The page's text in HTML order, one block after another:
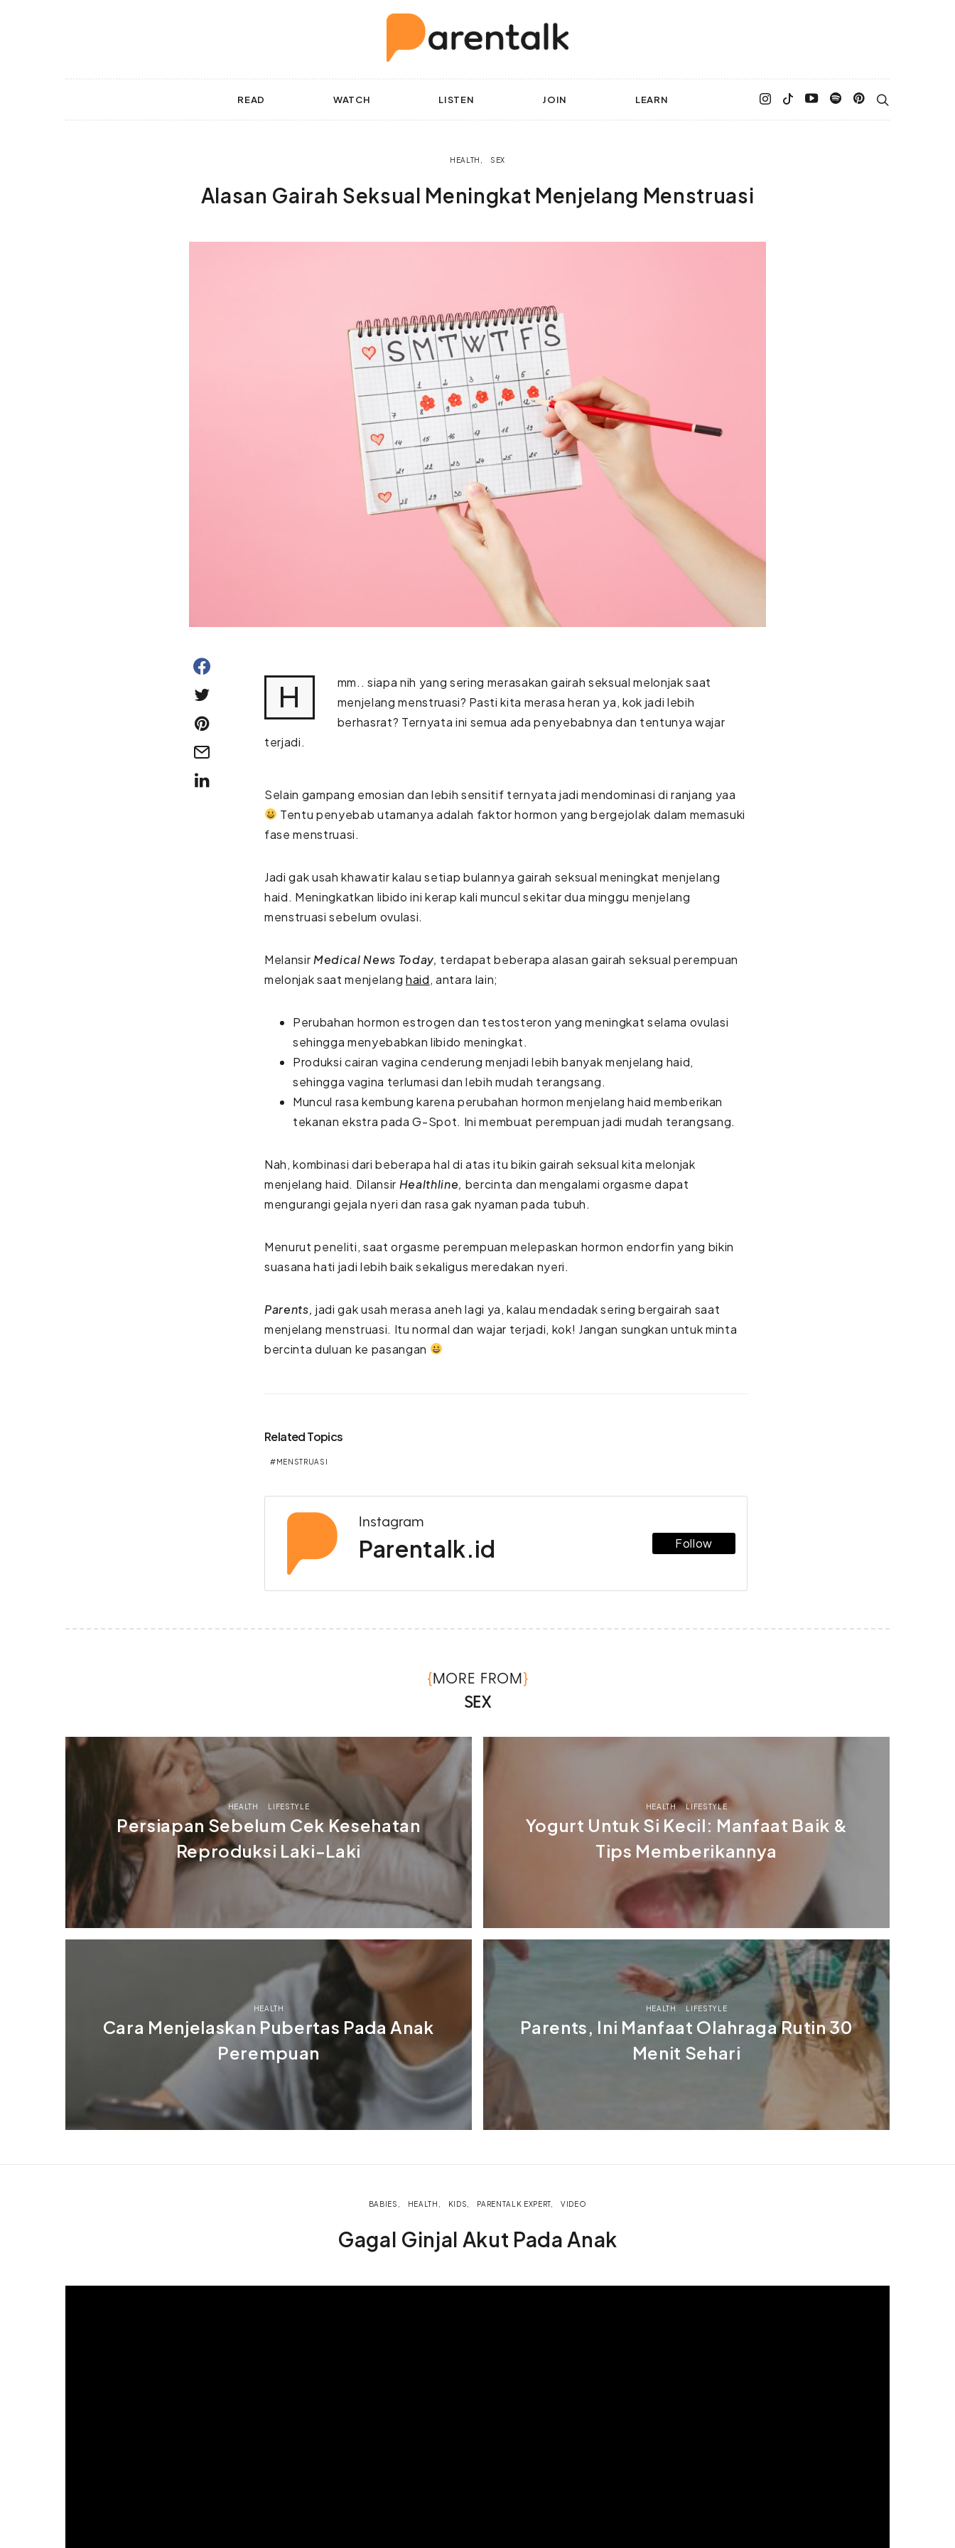
READ WATCH LISTEN JOIN LEARN
HEALTH SEX
Alasan Gairah Seksual Meningkat Menjelang Menstruasi
H
mm.. siapa nih yang sering merasakan gairah seksual melonjak saat
menjelang menstruasi? Pasti kita merasa heran ya, kok jadi lebih
berhasrat? Ternyata ini semua ada penyebabnya dan tentunya wajar
terjadi.
Selain gampang emosian dan lebih sensitif ternyata jadi mendominasi di ranjang yaa
Tentu penyebab utamanya adalah faktor hormon yang bergejolak dalam memasuki
fase menstruasi.
Jadi gak usah khawatir kalau setiap bulannya gairah seksual meningkat menjelang
haid. Meningkatkan libido ini kerap kali muncul sekitar dua minggu menjelang
menstruasi sebelum ovulasi.
Melansir Medical News Today, terdapat beberapa alasan gairah seksual perempuan
melonjak saat menjelanghaid, antara lain;
Perubahan hormon estrogen dan testosteron yang meningkat selama ovulasi
sehingga menyebabkan libido meningkat.
Produksi cairan vagina cenderung menjadi lebih banyak menjelang haid,
sehingga vagina terlumasi dan lebih mudah terangsang.
Muncul rasa kembung karena perubahan hormon menjelang haid memberikan
tekanan ekstra pada G-Spot. Ini membuat perempuan jadi mudah terangsang.
Nah, kombinasi dari beberapa hal di atas itu bikin gairah seksual kita melonjak
menjelang haid. Dilansir Healthline, bercinta dan mengalami orgasme dapat
mengurangi gejala nyeri dan rasa gak nyaman pada tubuh.
Menurut peneliti, saat orgasme perempuan melepaskan hormon endorfin yang bikin
suasana hati jadi lebih baik sekaligus meredakan nyeri.
Parents, jadi gak usah merasa aneh lagi ya, kalau mendadak sering bergairah saat
menjelang menstruasi. Itu normal dan wajar terjadi, kok! Jangan sungkan untuk minta
bercinta duluan ke pasangan
Related Topics
MENSTRUASI
Instagram
Parentalk.id Follow
{MORE FROM}
SEX
HEALTH LIFESTYLE
Persiapan Sebelum Cek Kesehatan
Reproduksi Laki-Laki
HEALTH LIFESTYLE
Yogurt Untuk Si Kecil: Manfaat Baik &
Tips Memberikannya
HEALTH
Cara Menjelaskan Pubertas Pada Anak
Perempuan
HEALTH LIFESTYLE
Parents, Ini Manfaat Olahraga Rutin 30
Menit Sehari
BABIES HEALTH KIDS PARENTALK EXPERT VIDEO
Gagal Ginjal Akut Pada Anak